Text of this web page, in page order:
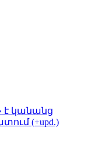
է կանանց
(+upd.)